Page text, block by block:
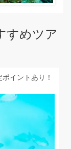
すめツア
イントあり！